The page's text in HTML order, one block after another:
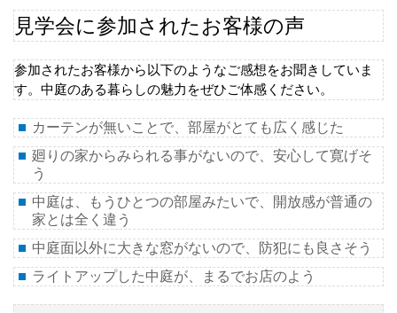
見学会に参加されたお客様の声
参加されたお客様から以下のようなご感想をお聞きしていま
す。中庭のある暮らしの魅力をぜひご体感ください。
カーテンが無いことで、部屋がとても広く感じた
廻りの家からみられる事がないので、安心して寛げそ
う
中庭は、もうひとつの部屋みたいで、開放感が普通の
家とは全く違う
中庭面以外に大きな窓がないので、防犯にも良さそう
ライトアップした中庭が、まるでお店のよう